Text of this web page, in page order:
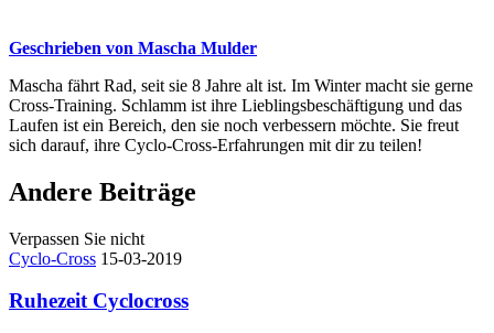
Geschrieben von Mascha Mulder
Mascha fährt Rad, seit sie 8 Jahre alt ist. Im Winter macht sie gerne
Cross-Training. Schlamm ist ihre Lieblingsbeschäftigung und das
Laufen ist ein Bereich, den sie noch verbessern möchte. Sie freut
sich darauf, ihre Cyclo-Cross-Erfahrungen mit dir zu teilen!
Andere Beiträge
Verpassen Sie nicht
Cyclo-Cross 15-03-2019
Ruhezeit Cyclocross